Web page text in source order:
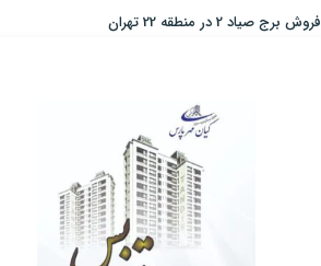
فروش برج صیاد 2 در منطقه 22 تهران